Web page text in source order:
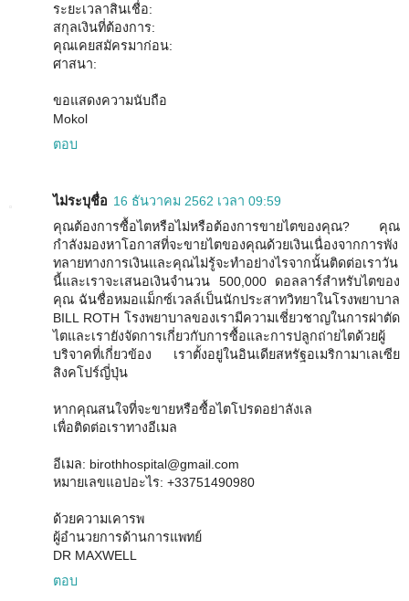
ระยะเวลาสินเชื่อ:
สกุลเงินที่ต้องการ:
คุณเคยสมัครมาก่อน:
ศาสนา:
ขอแสดงความนับถือ
Mokol
ตอบ
ไม่ระบุชื่อ 16 ธันวาคม 2562 เวลา 09:59
คุณต้องการซื้อไตหรือไม่หรือต้องการขายไตของคุณ? คุณ
กำลังมองหาโอกาสที่จะขายไตของคุณด้วยเงินเนื่องจากการพัง
ทลายทางการเงินและคุณไม่รู้จะทำอย่างไรจากนั้นติดต่อเราวัน
นี้และเราจะเสนอเงินจำนวน 500,000 ดอลลาร์สำหรับไตของ
คุณ ฉันชื่อหมอแม็กซ์เวลล์เป็นนักประสาทวิทยาในโรงพยาบาล
BILL ROTH โรงพยาบาลของเรามีความเชี่ยวชาญในการผ่าตัด
ไตและเรายังจัดการเกี่ยวกับการซื้อและการปลูกถ่ายไตด้วยผู้
บริจาคที่เกี่ยวข้อง เราตั้งอยู่ในอินเดียสหรัฐอเมริกามาเลเซีย
สิงคโปร์ญี่ปุ่น
หากคุณสนใจที่จะขายหรือซื้อไตโปรดอย่าลังเล
เพื่อติดต่อเราทางอีเมล
อีเมล: birothhospital@gmail.com
หมายเลขแอปอะไร: +33751490980
ด้วยความเคารพ
ผู้อำนวยการด้านการแพทย์
DR MAXWELL
ตอบ